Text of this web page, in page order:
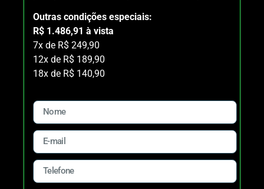
Outras condições especiais:
R$ 1.486,91 à vista
7x de R$ 249,90
12x de R$ 189,90
18x de R$ 140,90